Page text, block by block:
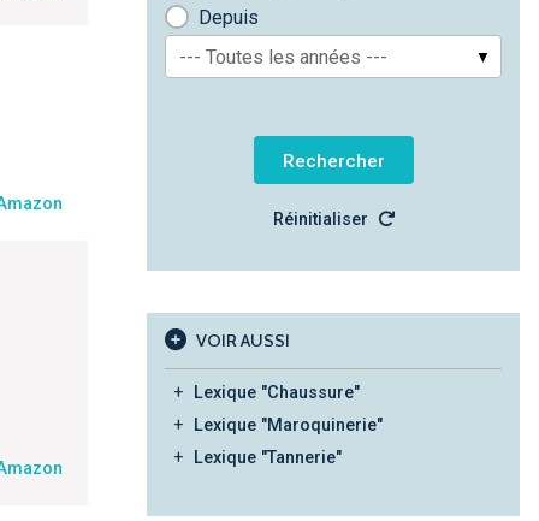
Depuis
--- Toutes les années ---
Réinitialiser
VOIR AUSSI
Lexique "Chaussure"
Lexique "Maroquinerie"
Lexique "Tannerie"